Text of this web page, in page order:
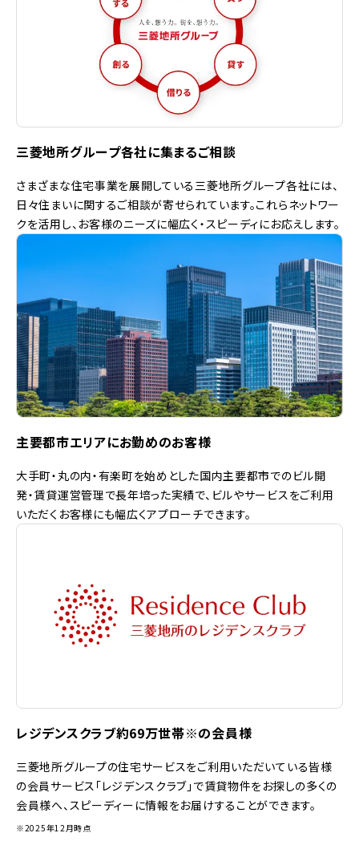
三菱地所グループ各社に集まるご相談
さまざまな住宅事業を展開している三菱地所グループ各社には、
日々住まいに関するご相談が寄せられています。これらネットワー
クを活用し、お客様のニーズに幅広く・スピーディにお応えします。
主要都市エリアにお勤めのお客様
大手町・丸の内・有楽町を始めとした国内主要都市でのビル開
発・賃貸運営管理で長年培った実績で、ビルやサービスをご利用
いただくお客様にも幅広くアプローチできます。
レジデンスクラブ約69万世帯※の会員様
三菱地所グループの住宅サービスをご利用いただいている皆様
の会員サービス「レジデンスクラブ」で賃貸物件をお探しの多くの
会員様へ、スピーディーに情報をお届けすることができます。
※2025年12月時点